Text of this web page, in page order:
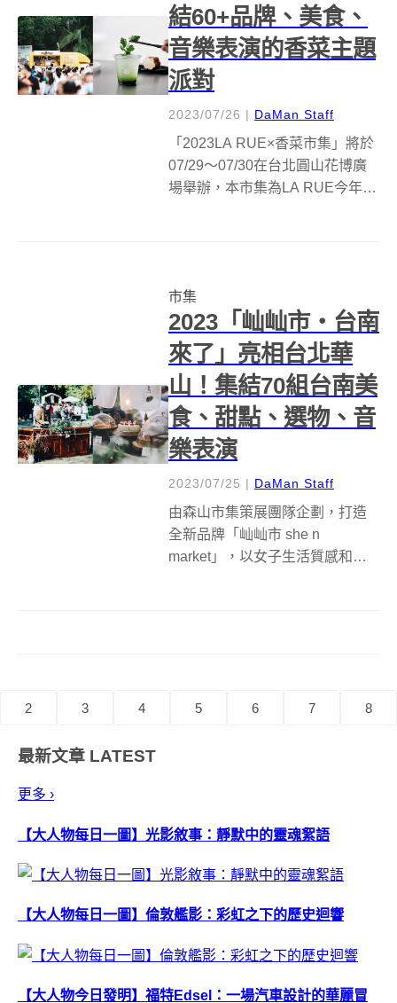
結60+品牌、美食、
音樂表演的香菜主題
派對
2023/07/26 | DaMan Staff
「2023LA RUE×香菜市集」將於
07/29～07/30在台北圓山花博廣
場舉辦，本市集為LA RUE今年度
月底的週末一同走出戶...
市集
2023「屾屾市・台南
來了」亮相台北華
山！集結70組台南美
食、甜點、選物、音
樂表演
2023/07/25 | DaMan Staff
由森山市集策展團隊企劃，打造
全新品牌「屾屾市 she n
market」，以女子生活質感和多
2
3 4 5 6 7 8
最新文章 LATEST
更多 ›
【大人物每日一圖】光影敘事：靜默中的靈魂絮語
【大人物每日一圖】倫敦艦影：彩虹之下的歷史迴響
【大人物今日發明】福特Edsel：一場汽車設計的華麗冒